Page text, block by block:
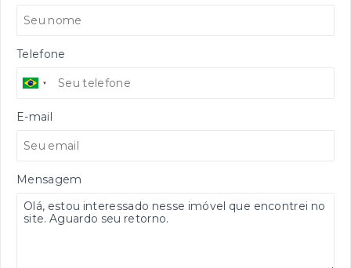
Telefone
E-mail
Mensagem